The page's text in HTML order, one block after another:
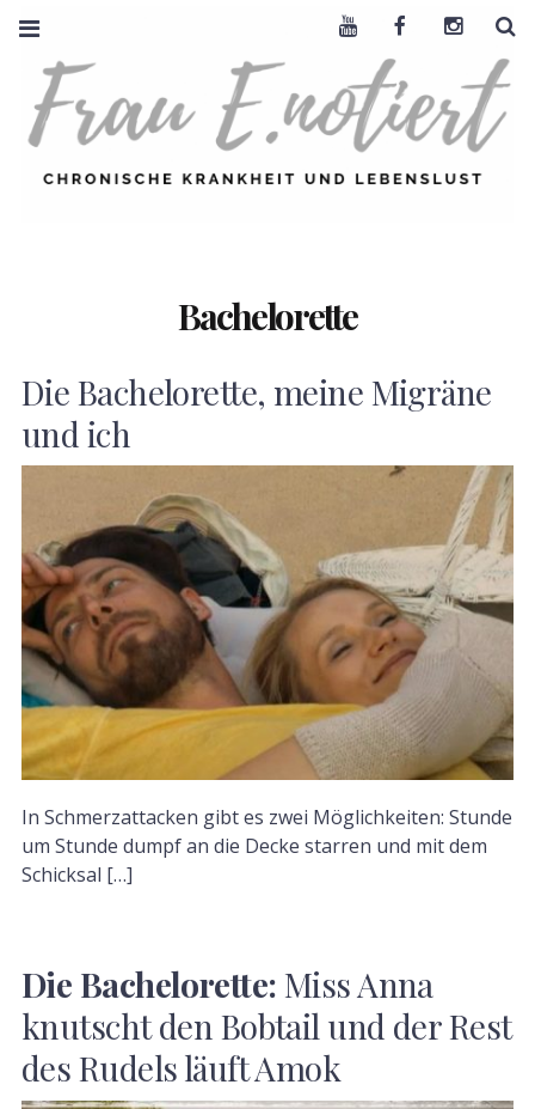
LEBENSLUST
Bachelorette
Die Bachelorette, meine Migräne
und ich
In Schmerzattacken gibt es zwei Möglichkeiten: Stunde
um Stunde dumpf an die Decke starren und mit dem
Schicksal […]
Die Bachelorette: Miss Anna
knutscht den Bobtail und der Rest
des Rudels läuft Amok
Youtube Facebook